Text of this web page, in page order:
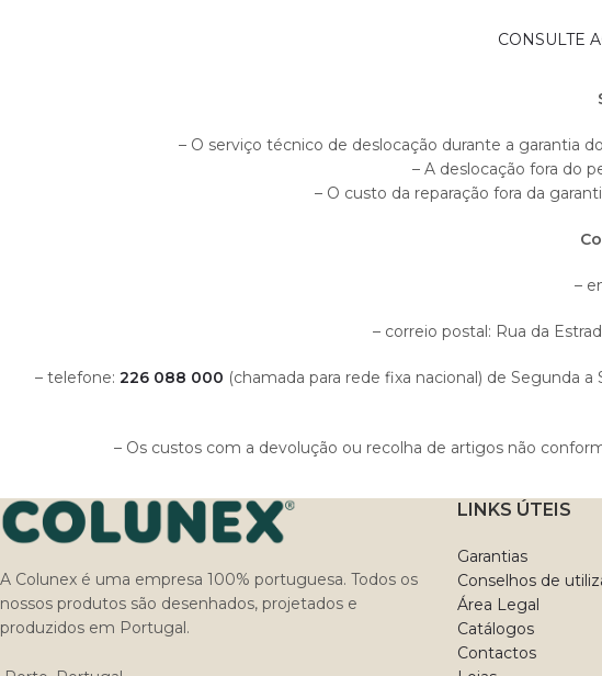
CONSULTE
– O serviço técnico de deslocação durante a garantia
– A deslocação fora do
– O custo da reparação fora da
–
– correio postal: Rua da
– telefone: 226 088 000 (chamada para rede fixa nacional) de Segunda
– Os custos com a devolução ou recolha de artigos não
A Colunex é uma empresa 100% portuguesa. Todos os
nossos produtos são desenhados, projetados e
produzidos em Portugal.
LINKS ÚTEIS
Garantias
Conselhos de
Área Legal
Catálogos
Contactos